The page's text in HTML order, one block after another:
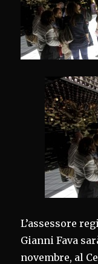
L’assessore
Gianni Fava
novembre, al